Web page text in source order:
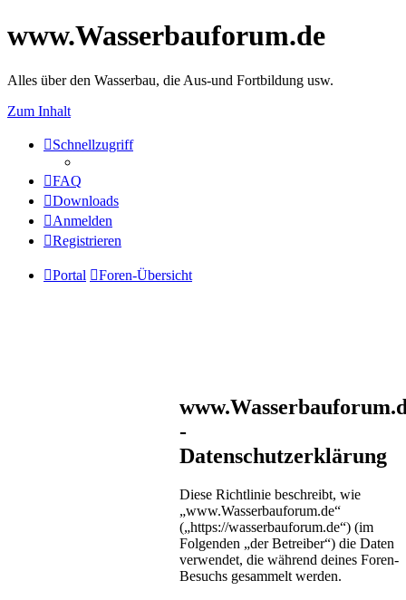
www.Wasserbauforum.de
Alles über den Wasserbau, die Aus-und Fortbildung usw.
Zum Inhalt
Schnellzugriff
FAQ
Downloads
Anmelden
Registrieren
Portal Foren-Übersicht
-
Datenschutzerklärung
Diese Richtlinie beschreibt, wie
„www.Wasserbauforum.de“
(„https://wasserbauforum.de“) (im
Folgenden „der Betreiber“) die Daten
verwendet, die während deines Foren-
Besuchs gesammelt werden.